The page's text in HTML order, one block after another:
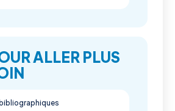
ALLER PLUS